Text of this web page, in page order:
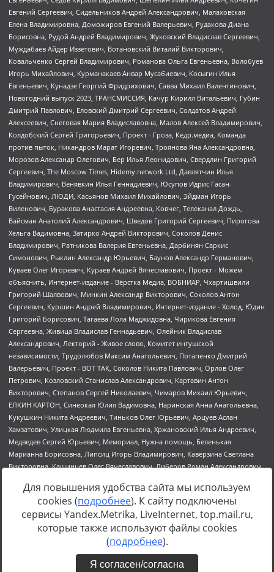
Источник:https://minjust.gov.ru/uploaded/files/reestr-
inostrannyih-agentov-22-03-2024.pdfданные на22.03.2024
Для повышения удобства сайта мы используем
cookies (подробнее). К сайту подключены
сервисы Yandex.Metrika, LiveInternet, top.mail.ru,
которые также используют файлы cookies
(подробнее).
Я согласен/согласна